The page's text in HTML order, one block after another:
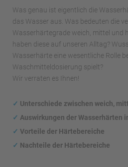
Was genau ist eigentlich die
das Wasser aus. Was bedeuten die
Wasserhärtegrade weich, mittel und
haben diese auf unseren Alltag?
Wasserhärte eine wesentliche Rolle
Waschmitteldosierung spielt?
Wir verraten es Ihnen!
✓ Unterschiede zwischen weich,
✓ Auswirkungen der Wasserhärten
✓ Vorteile der Härtebereiche
✓ Nachteile der Härtebereiche